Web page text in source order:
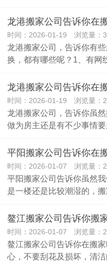
龙港搬家公司告诉你在
时间：2026-01-19 浏览量：
龙港搬家公司，告诉你有
换，都有哪些呢？1、有网
龙港搬家公司告诉你在
时间：2026-01-19 浏览量：
龙港搬家公司，告诉你虽
做为房主还是有不少事情要
平阳搬家公司告诉你在
时间：2026-01-07 浏览量：
平阳搬家公司告诉你虽然
是一楼还是比较潮湿的，搬
鳌江搬家公司告诉你搬
时间：2026-01-07 浏览量：
鳌江搬家公司告诉你在搬
心，不要刮花及损坏，清洁